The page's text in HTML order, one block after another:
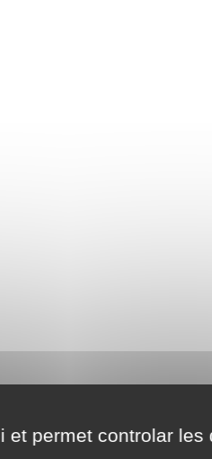
et permet controlar les